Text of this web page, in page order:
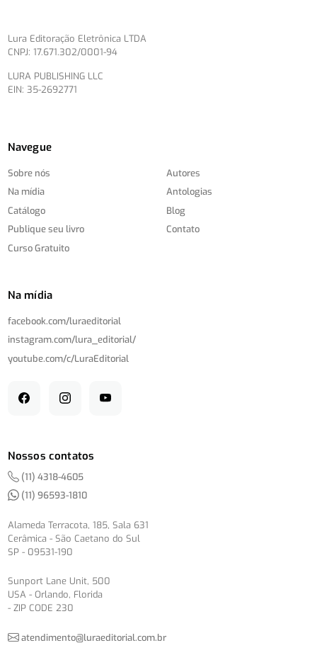
Lura Editoração Eletrônica LTDA
CNPJ: 17.671.302/0001-94
LURA PUBLISHING LLC
EIN: 35-2692771
Navegue
Sobre nós
Na mídia
Catálogo
Publique seu livro
Curso Gratuito
Autores
Antologias
Blog
Contato
Na mídia
facebook.com/luraeditorial
instagram.com/lura_editorial/
youtube.com/c/LuraEditorial
Nossos contatos
(11) 4318-4605
(11) 96593-1810
Alameda Terracota, 185, Sala 631
Cerâmica - São Caetano do Sul
SP - 09531-190
Sunport Lane Unit, 500
USA - Orlando, Florida
- ZIP CODE 230
atendimento@luraeditorial.com.br